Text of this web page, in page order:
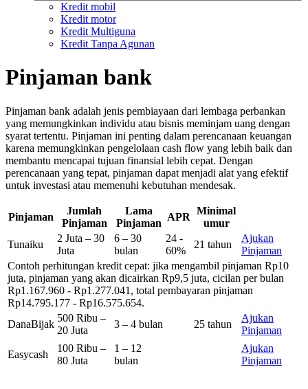
Kredit mobil
Kredit motor
Kredit Multiguna
Kredit Tanpa Agunan
Pinjaman bank
Pinjaman bank adalah jenis pembiayaan dari lembaga perbankan
yang memungkinkan individu atau bisnis meminjam uang dengan
syarat tertentu. Pinjaman ini penting dalam perencanaan keuangan
karena memungkinkan pengelolaan cash flow yang lebih baik dan
membantu mencapai tujuan finansial lebih cepat. Dengan
perencanaan yang tepat, pinjaman dapat menjadi alat yang efektif
untuk investasi atau memenuhi kebutuhan mendesak.
Pinjaman
Jumlah
Pinjaman
Lama
Pinjaman
APR
Minimal
umur
Tunaiku
2 Juta – 30
Juta
6 – 30
bulan
24 -
60%
21 tahun
Ajukan
Pinjaman
Contoh perhitungan kredit cepat: jika mengambil pinjaman Rp10
juta, pinjaman yang akan dicairkan Rp9,5 juta, cicilan per bulan
Rp1.167.960 - Rp1.277.041, total pembayaran pinjaman
Rp14.795.177 - Rp16.575.654.
DanaBijak
500 Ribu –
20 Juta
3 – 4 bulan 25 tahun
Ajukan
Pinjaman
Easycash
100 Ribu –
80 Juta
1 – 12
bulan
Ajukan
Pinjaman